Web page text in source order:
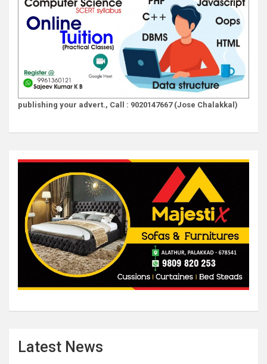
publishing your advert., Call : 9020147667 (Jose Chalakkal)
Latest News